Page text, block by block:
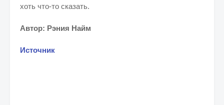
хоть что-то сказать.
Автор: Рэния Найм
Источник